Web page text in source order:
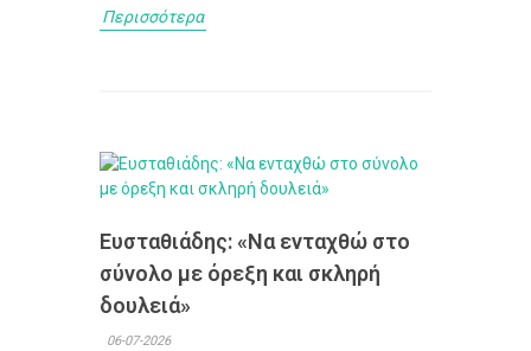
Περισσότερα
Ευσταθιάδης: «Να ενταχθώ στο
σύνολο με όρεξη και σκληρή
δουλειά»
06-07-2026